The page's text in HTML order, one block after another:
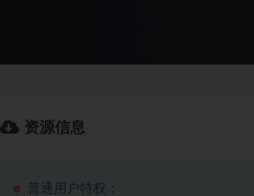
资源信息
普通用户特权：